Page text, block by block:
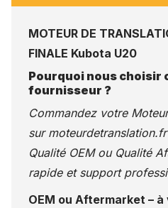
MOTEUR DE
FINALE Kubota U20
Pourquoi nous choisir
fournisseur ?
Commandez votre
sur moteurdetranslation.fr
Qualité OEM ou Qualité
rapide et support
OEM ou Aftermarket –